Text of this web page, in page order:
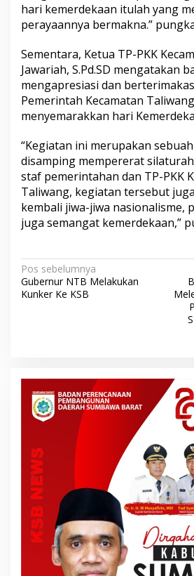
hari kemerdekaan itulah yang
perayaannya bermakna.”
Sementara, Ketua TP-PKK
Jawariah, S.Pd.SD mengatakan
mengapresiasi dan
Pemerintah Kecamatan
menyemarakkan hari
“Kegiatan ini merupakan
disamping mempererat
staf pemerintahan dan TP-PKK
Taliwang, kegiatan tersebut
kembali jiwa-jiwa nasionalisme,
juga semangat kemerdekaan,”
N
a
o
Pos sebelumnya
Gubernur NTB Melakukan
Kunker Ke KSB